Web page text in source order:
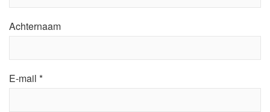
Achternaam
E-mail *